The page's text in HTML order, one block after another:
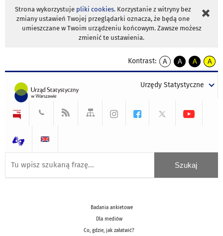
Strona wykorzystuje pliki cookies. Korzystanie z witryny bez
zmiany ustawień Twojej przeglądarki oznacza, że będą one
umieszczane w Twoim urządzeniu końcowym. Zawsze możesz
zmienić te ustawienia.
Kontrast:
A
kontrast
A
kontrast
tekst
czarnym
A
kontrast
tekst
czarnym
A
tekst
żółtym
Urzędy Statystyczne
Badania ankietowe
Dla mediów
Co, gdzie, jak załatwić?